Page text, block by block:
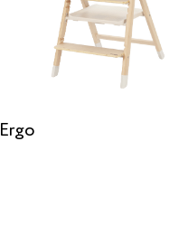
Ergo